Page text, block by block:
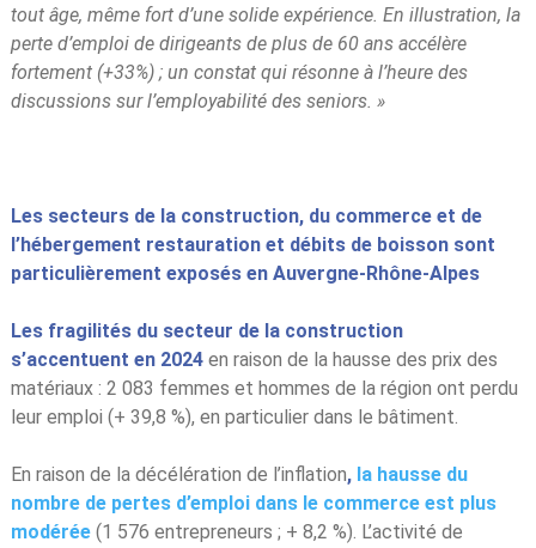
tout âge, même fort d’une solide expérience. En illustration, la
perte d’emploi de dirigeants de plus de 60 ans accélère
fortement (+33%) ; un constat qui résonne à l’heure des
discussions sur l’employabilité des seniors. »
Les secteurs de la construction, du commerce et de
l’hébergement restauration et débits de boisson sont
particulièrement exposés en Auvergne-Rhône-Alpes
Les fragilités du secteur de la construction
s’accentuent en 2024en raison de la hausse des prix des
matériaux : 2 083 femmes et hommes de la région ont perdu
leur emploi (+ 39,8 %), en particulier dans le bâtiment.
En raison de la décélération de l’inflation, la hausse du
nombre de pertes d’emploi dans le commerce est plus
modérée (1 576 entrepreneurs ; + 8,2 %). L’activité de